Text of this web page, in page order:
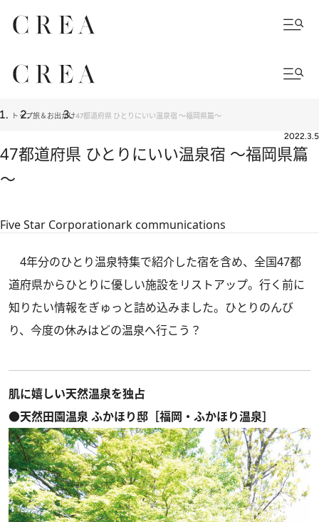
トップ旅＆お出かけ47都道府県 ひとりにいい温泉宿 ～福岡県篇～
2022.3.5
47都道府県 ひとりにいい温泉宿 ～福岡県篇
～
Five Star Corporationark communications
4年分のひとり温泉特集で紹介した宿を含め、全国47都
道府県からひとりに優しい施設をリストアップ。行く前に
知りたい情報をぎゅっと詰め込みました。ひとりのんび
り、今度の休みはどの温泉へ行こう？
肌に嬉しい天然温泉を独占
●天然田園温泉 ふかほり邸［福岡・ふかほり温泉］